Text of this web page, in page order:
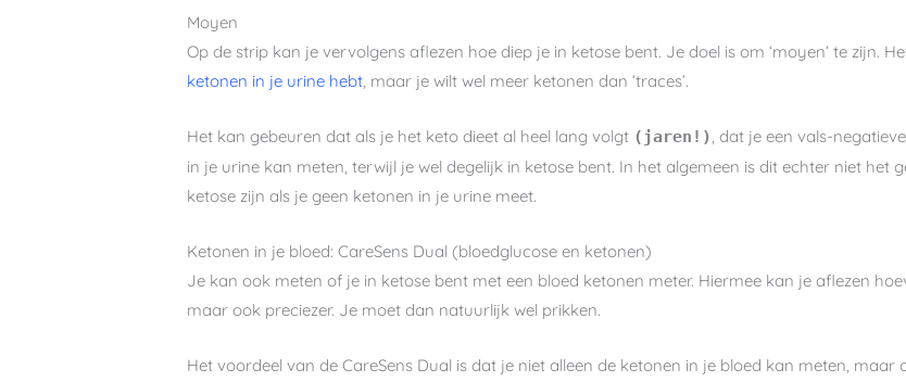
Moyen
Op de strip kan je vervolgens aflezen hoe diep je in ketose bent. Je doel is om ‘moyen’ te zijn.
ketonen in je urine hebt , maar je wilt wel meer ketonen dan ’traces’.
Het kan gebeuren dat als je het keto dieet al heel lang volgt (jaren!) , dat je een vals-
in je urine kan meten, terwijl je wel degelijk in ketose bent. In het algemeen is dit echter niet het
ketose zijn als je geen ketonen in je urine meet.
Ketonen in je bloed: CareSens Dual (bloedglucose en ketonen)
Je kan ook meten of je in ketose bent met een bloed ketonen meter. Hiermee kan je aflezen
maar ook preciezer. Je moet dan natuurlijk wel prikken.
Het voordeel van de CareSens Dual is dat je niet alleen de ketonen in je bloed kan meten,